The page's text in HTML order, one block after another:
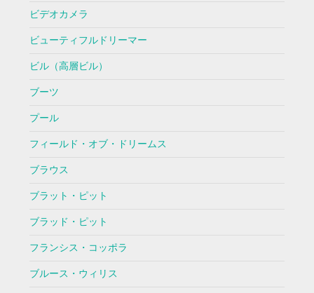
ビデオカメラ
ビューティフルドリーマー
ビル（高層ビル）
ブーツ
プール
フィールド・オブ・ドリームス
ブラウス
ブラット・ピット
ブラッド・ピット
フランシス・コッポラ
ブルース・ウィリス